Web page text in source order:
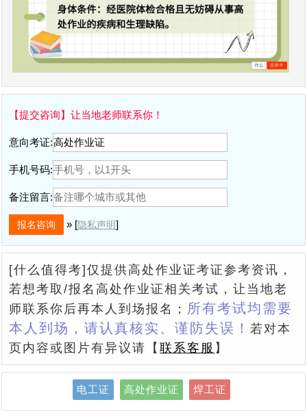
【提交咨询】让当地老师联系你！
意向考证:
手机号码:
备注留言:
» [隐私声明]
[什么值得考]仅提供高处作业证考证参考资讯，
若想考取/报名高处作业证相关考试，让当地老
师联系你后再本人到场报名； 所有考试均需要
本人到场，请认真核实、谨防失误！ 若对本
页内容或图片有异议请【联系客服 】
电工证 高处作业证 焊工证